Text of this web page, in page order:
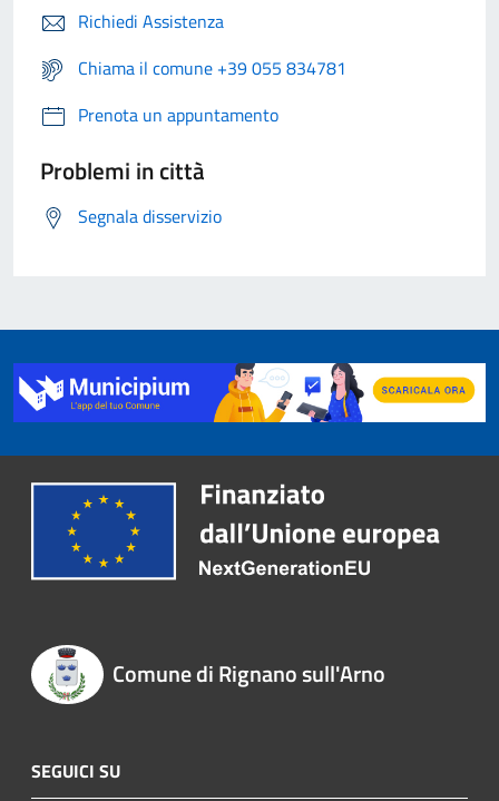
Richiedi Assistenza
Chiama il comune +39 055 834781
Prenota un appuntamento
Problemi in città
Segnala disservizio
Comune di Rignano sull'Arno
SEGUICI SU